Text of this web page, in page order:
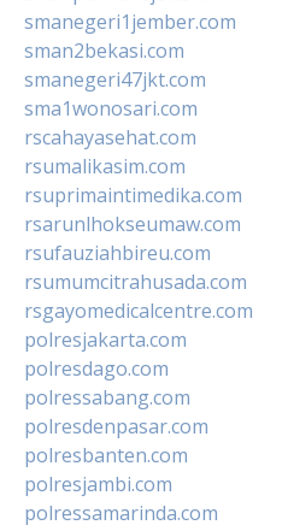
smanegeri1jember.com
sman2bekasi.com
smanegeri47jkt.com
sma1wonosari.com
rscahayasehat.com
rsumalikasim.com
rsuprimaintimedika.com
rsarunlhokseumaw.com
rsufauziahbireu.com
rsumumcitrahusada.com
rsgayomedicalcentre.com
polresjakarta.com
polresdago.com
polressabang.com
polresdenpasar.com
polresbanten.com
polresjambi.com
polressamarinda.com